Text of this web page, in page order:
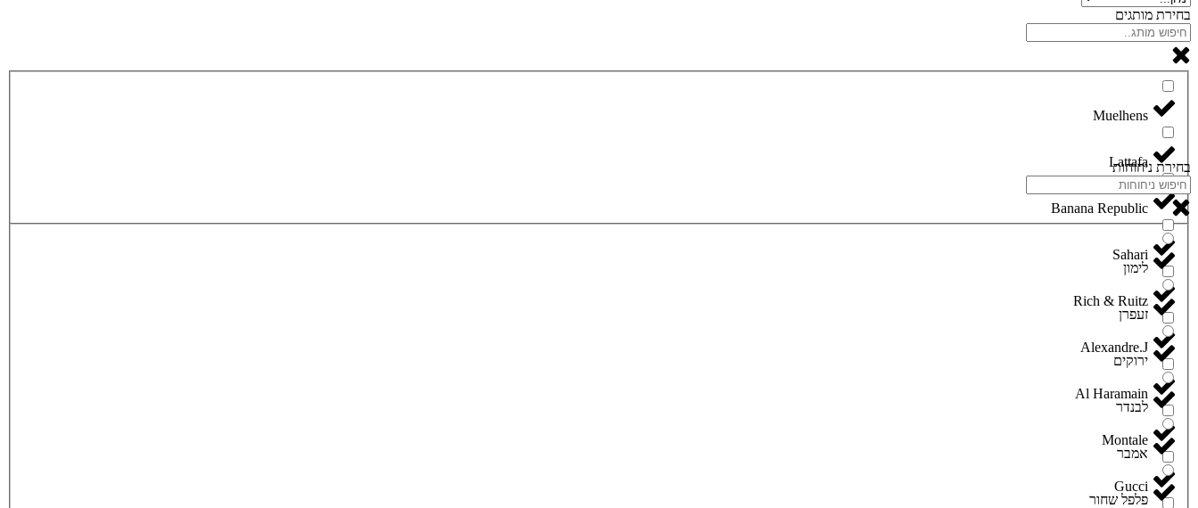
בחירת מותגים
Lattafa
Banana Republic
Sahari
Rich & Ruitz
Alexandre.J
Al Haramain
Montale
Gucci
בחירת ניחוחות
לימון
זעפרן
ירוקים
לבנדר
אמבר
פלפל שחור